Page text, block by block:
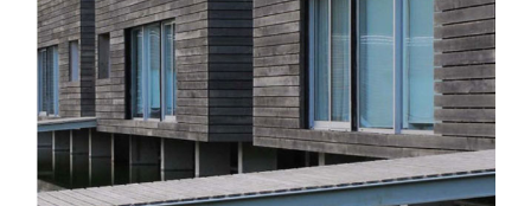
Azorean Urban Lodge